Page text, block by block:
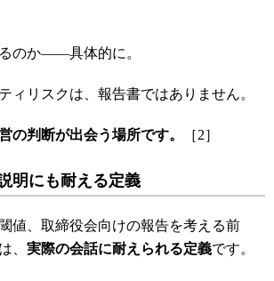
のか――具体的に。
ィリスクは、報告書ではありません。
の判断が出会う場所です。 ［2］
明にも耐える定義
値、取締役会向けの報告を考える前
、 実際の会話に耐えられる定義です。